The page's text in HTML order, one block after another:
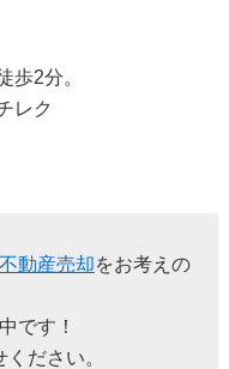
歩2分。
レク
動産売却をお考えの
です！
ださい。